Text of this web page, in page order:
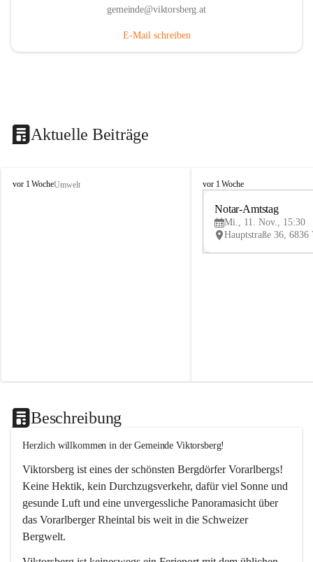
gemeinde@viktorsberg.at
E-Mail schreiben
Aktuelle Beiträge
V
vor 1 WocheUmwelt
V
vor 1 Woche
Notar-Amtstag
Mi., 11. Nov., 15:30
Beschreibung
Herzlich willkommen in der Gemeinde Viktorsberg!
Viktorsberg ist eines der schönsten Bergdörfer Vorarlbergs!
Keine Hektik, kein Durchzugsverkehr, dafür viel Sonne und
gesunde Luft und eine unvergessliche Panoramasicht über
das Vorarlberger Rheintal bis weit in die Schweizer
Bergwelt.